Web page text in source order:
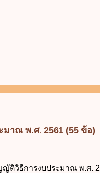
มาณ พ.ศ. 2561 (55 ข้อ)
ติวิธีการงบประมาณ พ.ศ.